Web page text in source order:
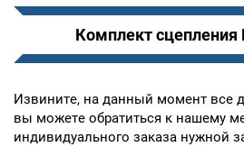
Комплект сцепления
Извините, на данный момент все
вы можете обратиться к нашему
индивидуального заказа нужной